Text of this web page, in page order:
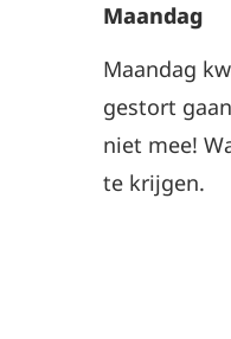
Maandag
Maandag
gestort
niet mee!
te krijgen.